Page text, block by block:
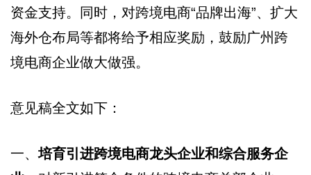
资金支持。同时，对跨境电商“品牌出海”、扩大
海外仓布局等都将给予相应奖励，鼓励广州跨
境电商企业做大做强。
意见稿全文如下：
一、培育引进跨境电商龙头企业和综合服务企